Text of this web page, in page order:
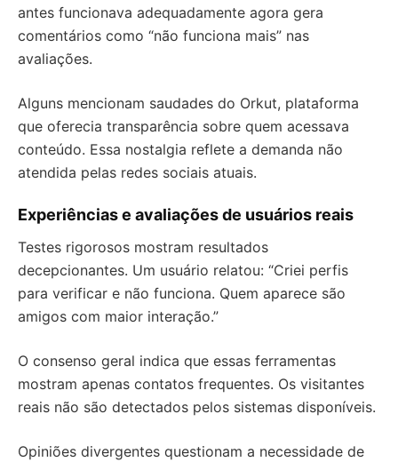
antes funcionava adequadamente agora gera
comentários como “não funciona mais” nas
avaliações.
Alguns mencionam saudades do Orkut, plataforma
que oferecia transparência sobre quem acessava
conteúdo. Essa nostalgia reflete a demanda não
atendida pelas redes sociais atuais.
Experiências e avaliações de usuários reais
Testes rigorosos mostram resultados
decepcionantes. Um usuário relatou: “Criei perfis
para verificar e não funciona. Quem aparece são
amigos com maior interação.”
O consenso geral indica que essas ferramentas
mostram apenas contatos frequentes. Os visitantes
reais não são detectados pelos sistemas disponíveis.
Opiniões divergentes questionam a necessidade de